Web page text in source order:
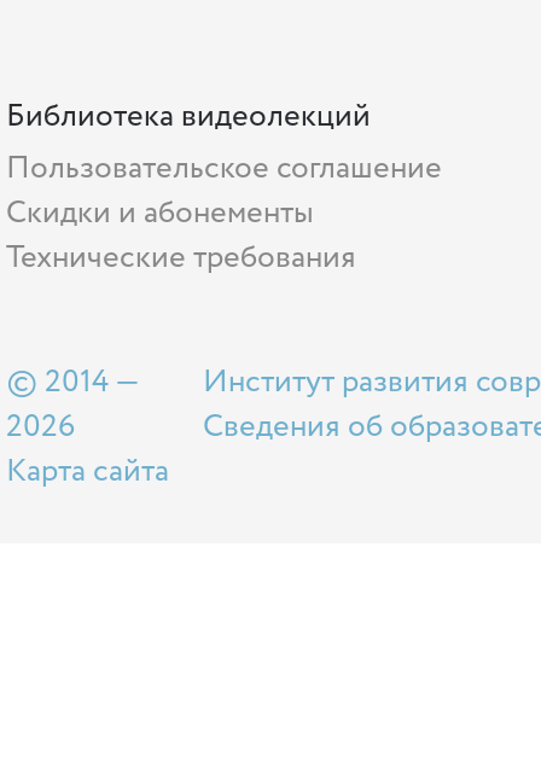
Библиотека видеолекций
Пользовательское соглашение
Скидки и абонементы
Технические требования
© 2014 —
2026
Карта сайта
Институт развития
Сведения об